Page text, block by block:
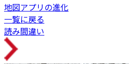
地図アプリの進化
一覧に戻る
読み間違い